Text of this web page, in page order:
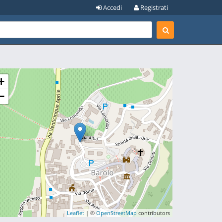
Registrati
Accedi
Leaflet | ©OpenStreetMap contributors